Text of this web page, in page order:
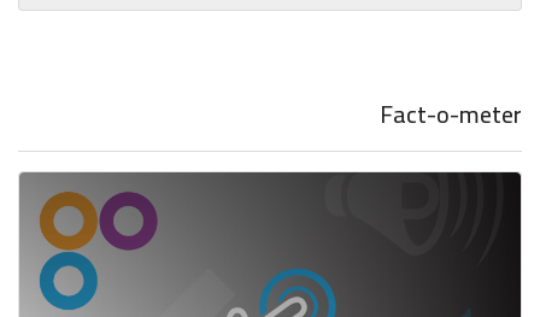
Fact-o-meter